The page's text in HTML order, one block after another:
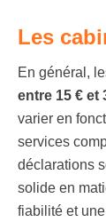
Les
En général,
entre 15 € et
varier en
services
déclarations
solide en
fiabilité et